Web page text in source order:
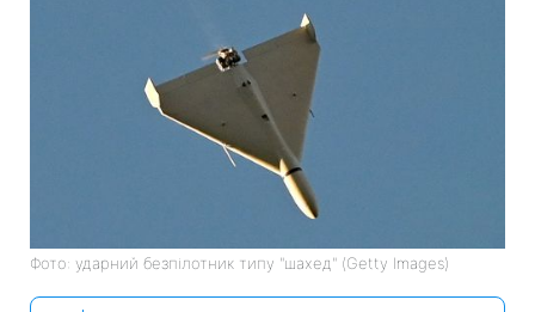
Фото: ударний безпілотник типу "шахед" (Getty Images)